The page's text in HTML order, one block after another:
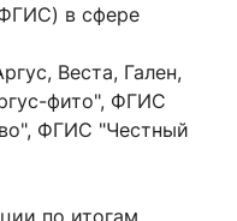
в сфере
Веста, Гален,
фито", ФГИС
ФГИС "Честный